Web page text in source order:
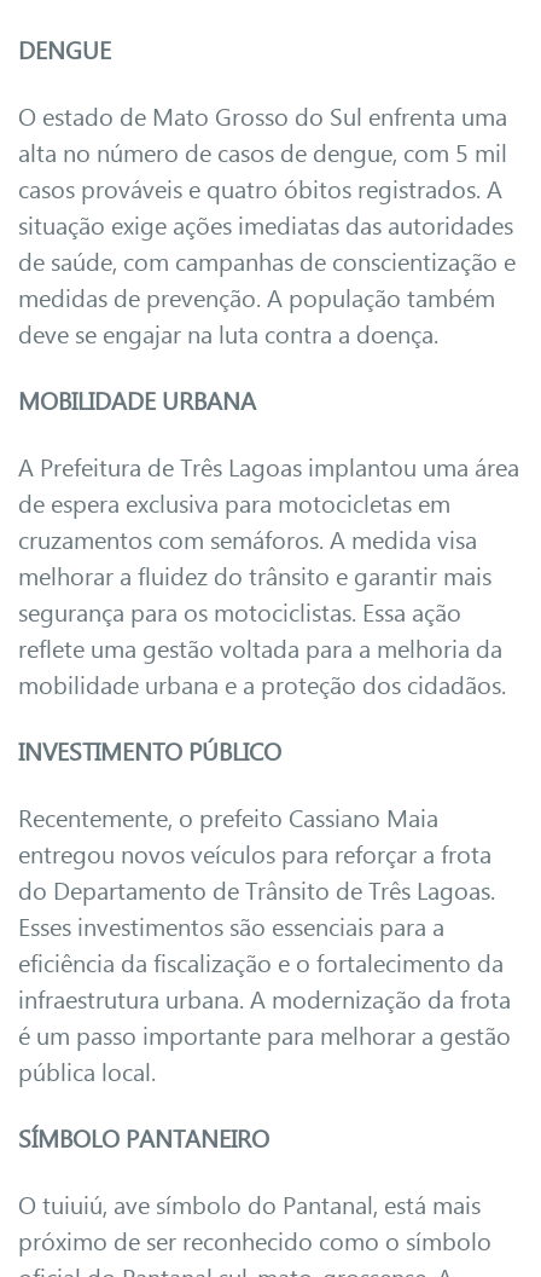
DENGUE
O estado de Mato Grosso do Sul enfrenta uma
alta no número de casos de dengue, com 5 mil
casos prováveis e quatro óbitos registrados. A
situação exige ações imediatas das autoridades
de saúde, com campanhas de conscientização e
medidas de prevenção. A população também
deve se engajar na luta contra a doença.
MOBILIDADE URBANA
A Prefeitura de Três Lagoas implantou uma área
de espera exclusiva para motocicletas em
cruzamentos com semáforos. A medida visa
melhorar a fluidez do trânsito e garantir mais
segurança para os motociclistas. Essa ação
reflete uma gestão voltada para a melhoria da
mobilidade urbana e a proteção dos cidadãos.
INVESTIMENTO PÚBLICO
Recentemente, o prefeito Cassiano Maia
entregou novos veículos para reforçar a frota
do Departamento de Trânsito de Três Lagoas.
Esses investimentos são essenciais para a
eficiência da fiscalização e o fortalecimento da
infraestrutura urbana. A modernização da frota
é um passo importante para melhorar a gestão
pública local.
SÍMBOLO PANTANEIRO
O tuiuiú, ave símbolo do Pantanal, está mais
próximo de ser reconhecido como o símbolo